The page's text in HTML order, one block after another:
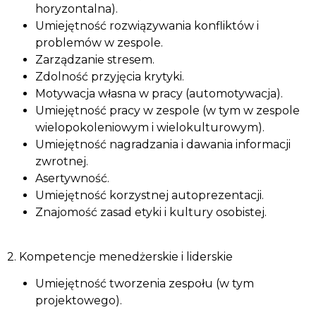
horyzontalna).
Umiejętność rozwiązywania konfliktów i
problemów w zespole.
Zarządzanie stresem.
Zdolność przyjęcia krytyki.
Motywacja własna w pracy (automotywacja).
Umiejętność pracy w zespole (w tym w zespole
wielopokoleniowym i wielokulturowym).
Umiejętność nagradzania i dawania informacji
zwrotnej.
Asertywność.
Umiejętność korzystnej autoprezentacji.
Znajomość zasad etyki i kultury osobistej.
2. Kompetencje menedżerskie i liderskie
Umiejętność tworzenia zespołu (w tym
projektowego).